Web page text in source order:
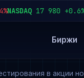
17 980 +0.6%USD/
Биржи
в акции